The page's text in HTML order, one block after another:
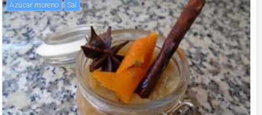
Azúcar moreno sal